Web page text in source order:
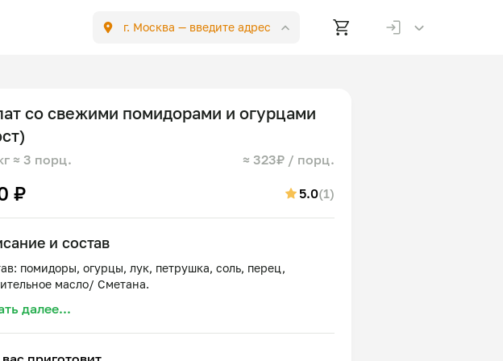
г. Москва — введите адрес
со свежими помидорами и огурцами
≈ 3 порц. ≈ 323₽ / порц.
₽ 5.0(1)
и состав
помидоры, огурцы, лук, петрушка, соль, перец,
далее...